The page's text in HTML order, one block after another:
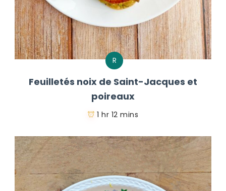
R
Feuilletés noix de Saint-Jacques et
poireaux
1 hr 12 mins